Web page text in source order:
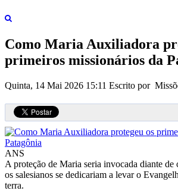
Como Maria Auxiliadora
primeiros missionários da
Quinta, 14 Mai 2026 15:11 Escrito por
ANS
A proteção de Maria seria invocada diante de
os salesianos se dedicariam a levar o
terra.